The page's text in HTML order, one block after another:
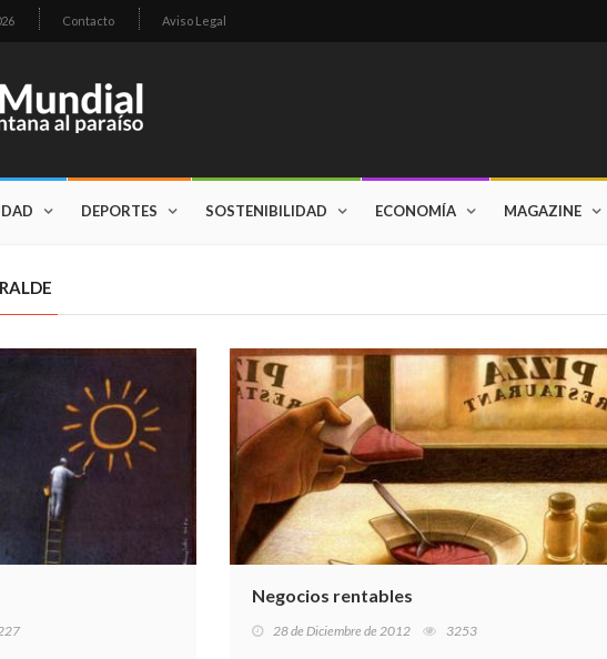
Contacto Aviso Legal
DEPORTES SOSTENIBILIDAD ECONOMÍA MAGAZINE
Negocios rentables
28 de Diciembre de 2012 3253